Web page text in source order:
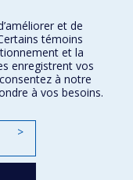
et de
témoins
et la
enregistrent vos
à notre
à vos besoins.
>